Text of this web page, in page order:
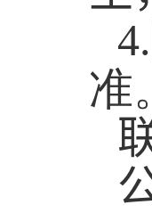
4.
准。